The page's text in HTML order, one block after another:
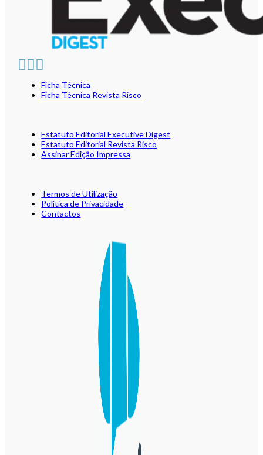
Ficha Técnica
Ficha Técnica Revista Risco
Estatuto Editorial Executive Digest
Estatuto Editorial Revista Risco
Assinar Edição Impressa
Termos de Utilização
Política de Privacidade
Contactos